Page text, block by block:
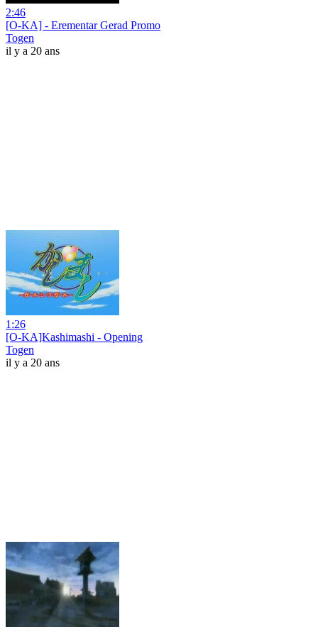
2:46
[O-KA] - Erementar Gerad Promo
Togen
il y a 20 ans
1:26
[O-KA]Kashimashi - Opening
Togen
il y a 20 ans